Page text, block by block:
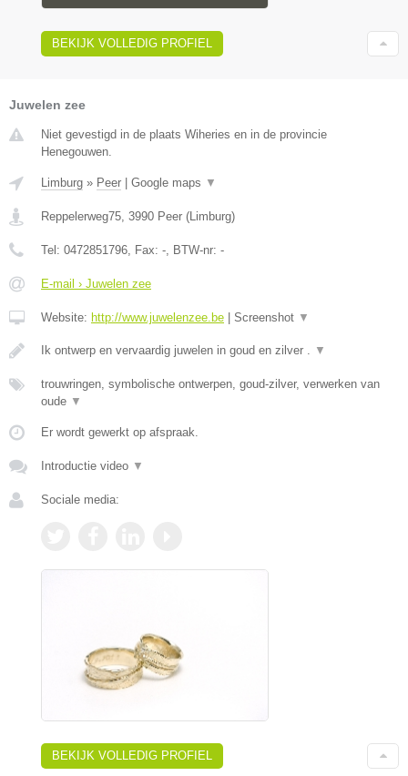
BEKIJK VOLLEDIG PROFIEL
Juwelen zee
Niet gevestigd in de plaats Wiheries en in de provincie
Henegouwen.
Limburg » Peer Google maps ▼
Reppelerweg75, 3990 Peer (Limburg)
Tel: 0472851796, Fax: -, BTW-nr: -
E-mail › Juwelen zee
Website: http://www.juwelenzee.be Screenshot ▼
Ik ontwerp en vervaardig juwelen in goud en zilver . ▼
trouwringen, symbolische ontwerpen, goud-zilver, verwerken van
oude ▼
Er wordt gewerkt op afspraak.
Introductie video ▼
Sociale media:
BEKIJK VOLLEDIG PROFIEL